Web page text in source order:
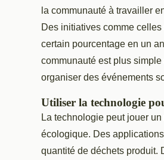
la communauté à travailler
Des initiatives comme
certain pourcentage en un
communauté est plus
organiser des événements
Utiliser la technologie
La technologie peut jouer
écologique. Des
quantité de déchets produit.